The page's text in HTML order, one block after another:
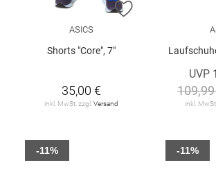
ZUR
ASICS
Shorts "Core", 7"
35,00 €
inkl. MwSt. zzgl. Versand
UVP
inkl.
-11% -11%